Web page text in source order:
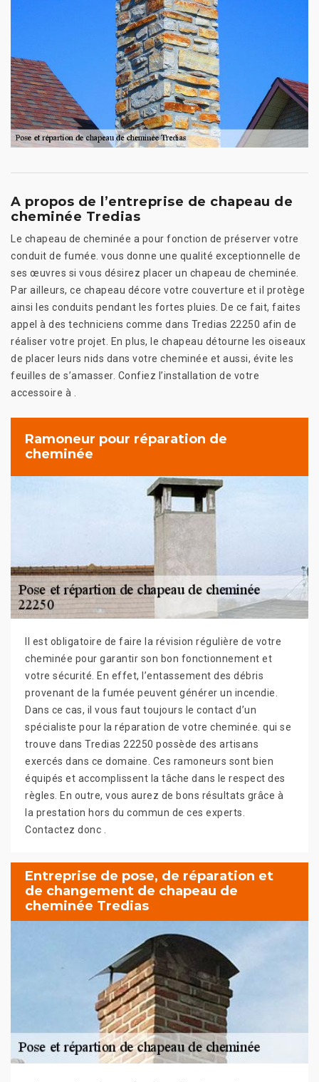
A propos de l’entreprise de chapeau de
cheminée Tredias
Le chapeau de cheminée a pour fonction de préserver votre
conduit de fumée. vous donne une qualité exceptionnelle de
ses œuvres si vous désirez placer un chapeau de cheminée.
Par ailleurs, ce chapeau décore votre couverture et il protège
ainsi les conduits pendant les fortes pluies. De ce fait, faites
appel à des techniciens comme dans Tredias 22250 afin de
réaliser votre projet. En plus, le chapeau détourne les oiseaux
de placer leurs nids dans votre cheminée et aussi, évite les
feuilles de s’amasser. Confiez l’installation de votre
accessoire à .
Ramoneur pour réparation de
cheminée
Il est obligatoire de faire la révision régulière de votre
cheminée pour garantir son bon fonctionnement et
votre sécurité. En effet, l’entassement des débris
provenant de la fumée peuvent générer un incendie.
Dans ce cas, il vous faut toujours le contact d’un
spécialiste pour la réparation de votre cheminée. qui se
trouve dans Tredias 22250 possède des artisans
exercés dans ce domaine. Ces ramoneurs sont bien
équipés et accomplissent la tâche dans le respect des
règles. En outre, vous aurez de bons résultats grâce à
la prestation hors du commun de ces experts.
Contactez donc .
Entreprise de pose, de réparation et
de changement de chapeau de
cheminée Tredias